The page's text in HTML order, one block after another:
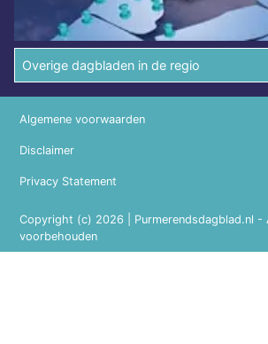
Overige dagbladen in de regio
Copyright (c) 2026 | Purmerendsdagblad.nl -
voorbehouden
Algemene voorwaarden
Disclaimer
Privacy Statement